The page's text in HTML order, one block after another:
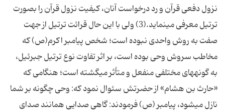
نزول دفعى قرآن و رد درخواست آنان، كیفیت نزول قرآن را بصورت
ترتیل معرفى مى‏نماید.(3) ولى با این حال قرائت ترتیل از جهت
صفت به روش واحدى نبوده است؛ شخص پیامبر اكرم(ص) كه
مخاطب سروش وحى بوده است، بر اثر تفاوت نوع ترتیل جبرئیل،
به گونه‏هاى مختلفى منفعل و متأثر مى‏گشته است؛ هنگامى كه
«حارث بن هشام» از حضرتش سئوال نمود كه: وحى چگونه بر شما
نازل مى‏شود، پیامبر (ص) فرمودند: گاهى صدایى همانند صداى